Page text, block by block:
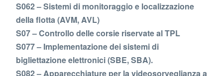
S062 – Sistemi di monitoraggio e localizzazione
della flotta (AVM, AVL)
S07 – Controllo delle corsie riservate al TPL
S077 – Implementazione dei sistemi di
bigliettazione elettronici (SBE, SBA).
S082 – Apparecchiature per la videosorveglianza a